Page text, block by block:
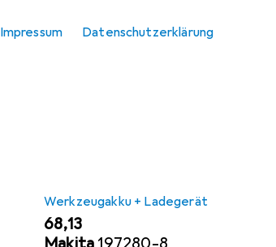
Impressum Datenschutzerklärung
Werkzeugakku + Ladegerät
EUR
68,13